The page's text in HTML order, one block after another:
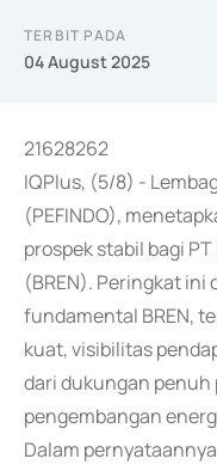
TERBIT PADA
04 August 2025
21628262
IQPlus, (5/8) -
(PEFINDO),
prospek stabil bagi
(BREN). Peringkat
fundamental BREN,
kuat, visibilitas
dari dukungan
pengembangan
Dalam